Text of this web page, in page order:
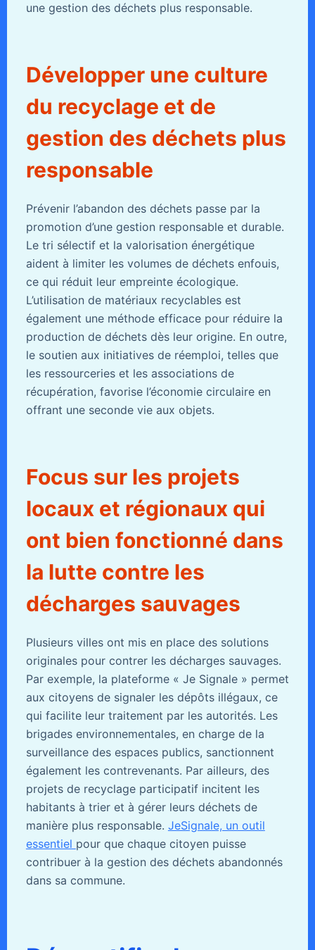
une gestion des déchets plus responsable.
Développer une culture
du recyclage et de
gestion des déchets plus
responsable
Prévenir l’abandon des déchets passe par la
promotion d’une gestion responsable et durable.
Le tri sélectif et la valorisation énergétique
aident à limiter les volumes de déchets enfouis,
ce qui réduit leur empreinte écologique.
L’utilisation de matériaux recyclables est
également une méthode efficace pour réduire la
production de déchets dès leur origine. En outre,
le soutien aux initiatives de réemploi, telles que
les ressourceries et les associations de
récupération, favorise l’économie circulaire en
offrant une seconde vie aux objets.
Focus sur les projets
locaux et régionaux qui
ont bien fonctionné dans
la lutte contre les
décharges sauvages
Plusieurs villes ont mis en place des solutions
originales pour contrer les décharges sauvages.
Par exemple, la plateforme « Je Signale » permet
aux citoyens de signaler les dépôts illégaux, ce
qui facilite leur traitement par les autorités. Les
brigades environnementales, en charge de la
surveillance des espaces publics, sanctionnent
également les contrevenants. Par ailleurs, des
projets de recyclage participatif incitent les
habitants à trier et à gérer leurs déchets de
manière plus responsable. JeSignale, un outil
essentiel pour que chaque citoyen puisse
contribuer à la gestion des déchets abandonnés
dans sa commune.